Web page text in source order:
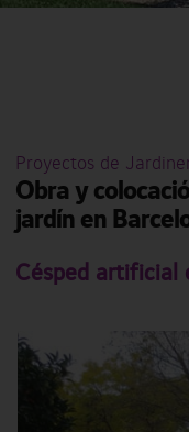
Proyectos de
Obra y
jardín en
Césped artificial